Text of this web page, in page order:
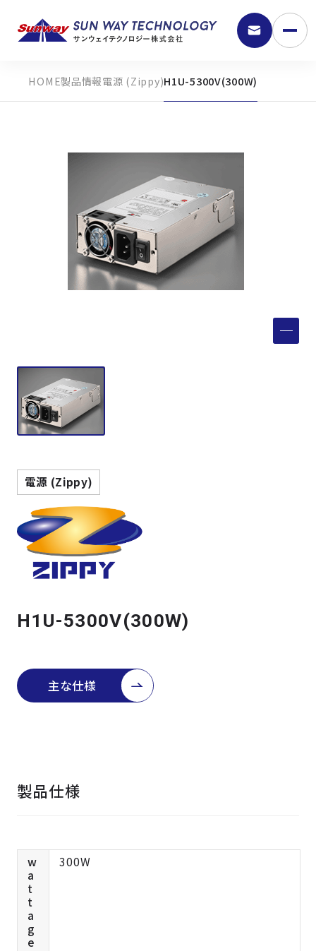
9:30 - 18:00
技術情報
弊社の強み
取扱メーカー
サービス
事例
サポート
会社案内
製品情報電源 (Zippy)H1U-5300V(300W)
電源 (Zippy)
H1U-5300V(300W)
主な仕様
製品仕様
w
a
t
t
a
g
e
300W